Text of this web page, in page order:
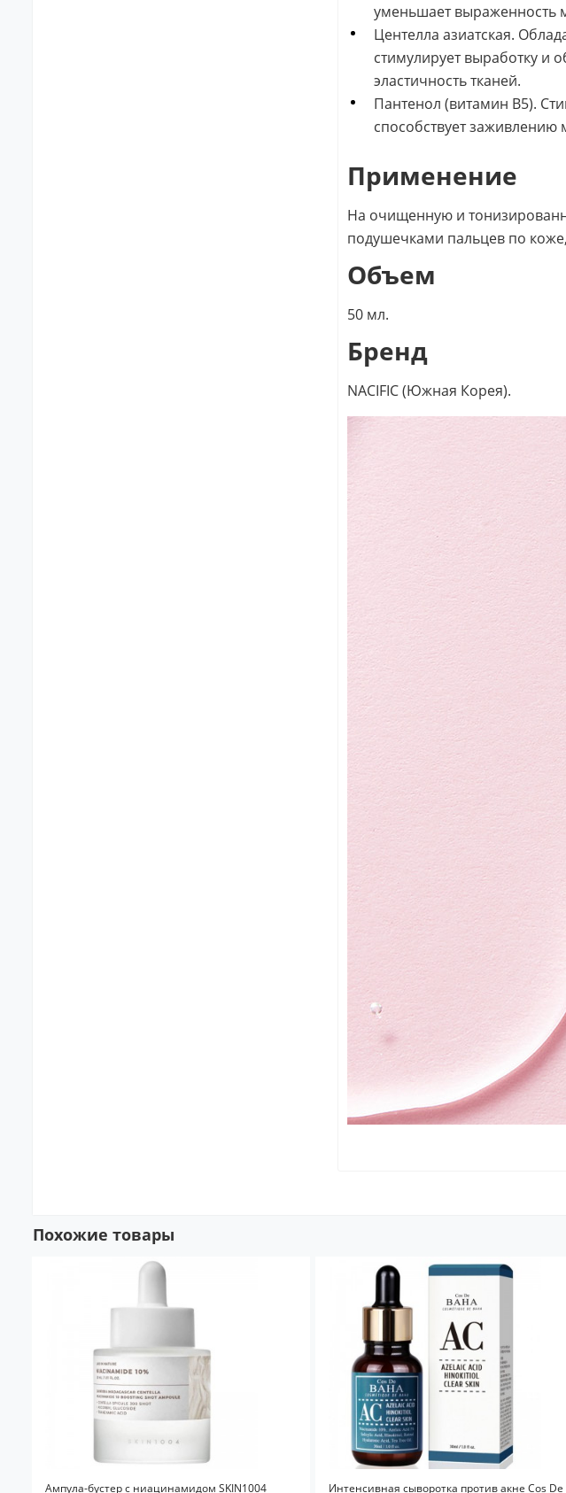
уменьшает выраженность
Центелла азиатская.
стимулирует выработку и
эластичность тканей.
Пантенол (витамин В5).
способствует заживлению
Применение
На очищенную и
подушечками пальцев по
Объем
50 мл.
Бренд
NACIFIC (Южная Корея).
Похожие товары
Ампула-бустер с ниацинамидом SKIN1004 Интенсивная сыворотка против акне Cos De